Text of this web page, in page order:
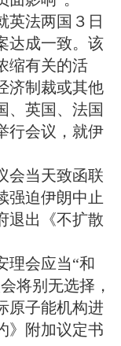
闻发布会
国家都是
己的权利
，安理会
，安理会
作带来负
国仍未就
决议草案
切与铀
其实施经
国、美国